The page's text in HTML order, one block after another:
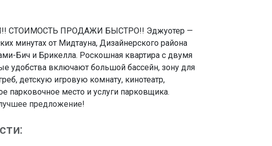
СТОИМОСТЬ ПРОДАЖИ БЫСТРО!! Эджуотер —
минутах от Мидтауна, Дизайнерского района
Бич и Брикелла. Роскошная квартира с двумя
удобства включают большой бассейн, зону для
детскую игровую комнату, кинотеатр,
парковочное место и услуги парковщика.
предложение!